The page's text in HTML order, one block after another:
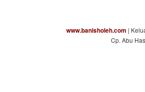
www.banisholeh.com |
Cp. Abu